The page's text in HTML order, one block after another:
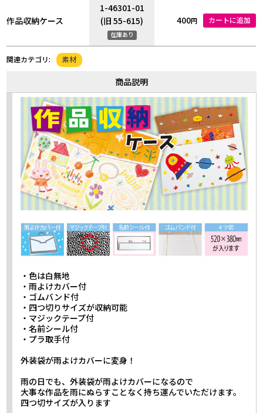
作品収納ケース
1-46301-01
(旧 55-615)
在庫あり
400円 カートに追加
関連カテゴリ: 素材
商品説明
・色は白無地
・雨よけカバー付
・ゴムバンド付
・四つ切りサイズが収納可能
・マジックテープ付
・名前シール付
・プラ取手付
外装袋が雨よけカバーに変身！
雨の日でも、外装袋が雨よけカバーになるので
大事な作品を雨にぬらすことなく持ち運んでいただけます。
四つ切サイズが入ります